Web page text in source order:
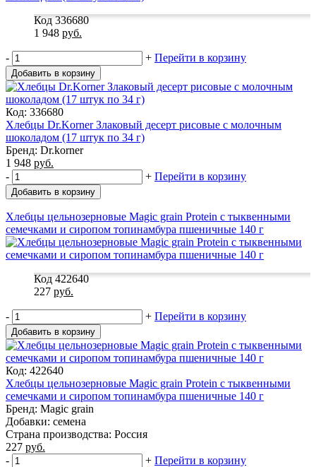
Код 336680
1 948 руб.
- + Перейти в корзину
Добавить в корзину
Код: 336680
Хлебцы Dr.Korner Злаковый десерт рисовые с молочным
шоколадом (17 штук по 34 г)
Бренд: Dr.korner
1 948 руб.
-
+ Перейти в корзину
Добавить в корзину
Хлебцы цельнозерновые Magic grain Protein с тыквенными
семечками и сиропом топинамбура пшеничные 140 г
Код 422640
227 руб.
- + Перейти в корзину
Добавить в корзину
Код: 422640
Хлебцы цельнозерновые Magic grain Protein с тыквенными
семечками и сиропом топинамбура пшеничные 140 г
Бренд: Magic grain
Добавки: семена
Страна производства: Россия
227 руб.
-
+ Перейти в корзину